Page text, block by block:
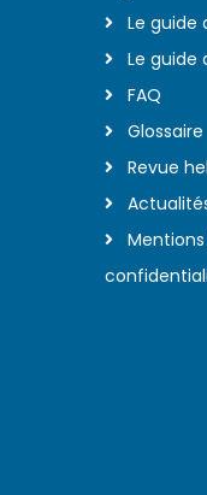
Le guide
Le guide
FAQ
Glossaire
Revue